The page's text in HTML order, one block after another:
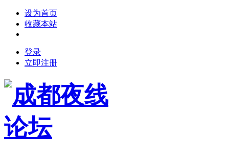
设为首页
收藏本站
登录
立即注册